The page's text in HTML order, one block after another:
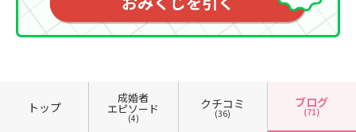
トップ
成婚者
エピソード
(4)
クチコミ
(36)
ブログ
(71)